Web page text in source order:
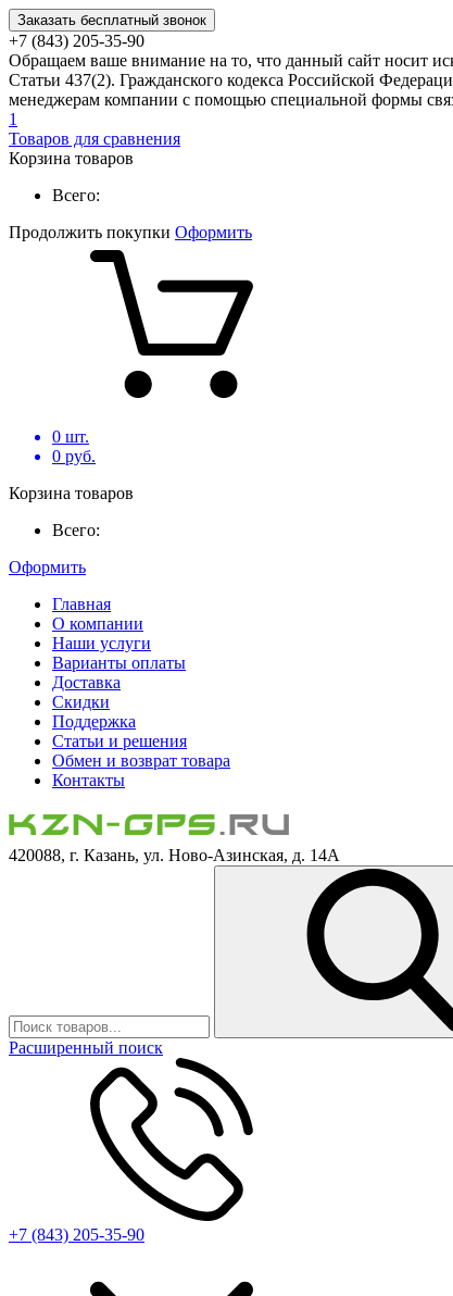
Заказать бесплатный звонок
+7 (843) 205-35-90
Обращаем ваше внимание на то, что данный сайт носит
Статьи 437(2). Гражданского кодекса Российской
менеджерам компании с помощью специальной формы
1
Товаров для сравнения
Корзина товаров
Всего:
Продолжить покупки Оформить
0 шт.
0 руб.
Корзина товаров
Всего:
Оформить
Главная
О компании
Наши услуги
Варианты оплаты
Доставка
Скидки
Поддержка
Статьи и решения
Обмен и возврат товара
Контакты
420088, г. Казань, ул. Ново-Азинская, д. 14А
Расширенный поиск
+7 (843) 205-35-90